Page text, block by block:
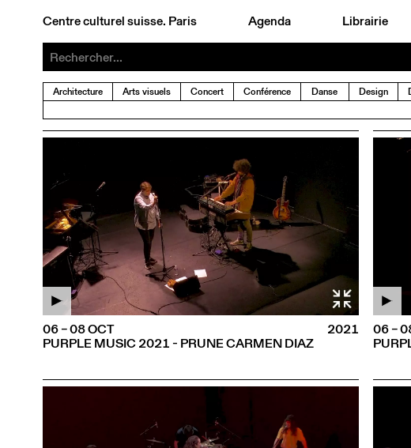
Centre culturel suisse. Paris Agenda Librairie
Architecture Arts visuels Concert Conférence Danse Design
PURPLE MUSIC 2021 - PRUNE CARMEN DIAZ
06 – 08 OCT 2021 06 –